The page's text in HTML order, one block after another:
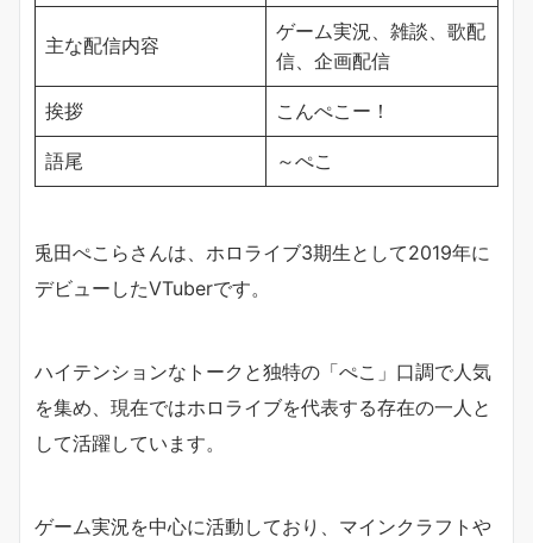
主な配信内容
ゲーム実況、雑談、歌配
信、企画配信
挨拶 こんぺこー！
語尾 ～ぺこ
兎田ぺこらさんは、ホロライブ3期生として2019年に
デビューしたVTuberです。
ハイテンションなトークと独特の「ぺこ」口調で人気
を集め、現在ではホロライブを代表する存在の一人と
して活躍しています。
ゲーム実況を中心に活動しており、マインクラフトや